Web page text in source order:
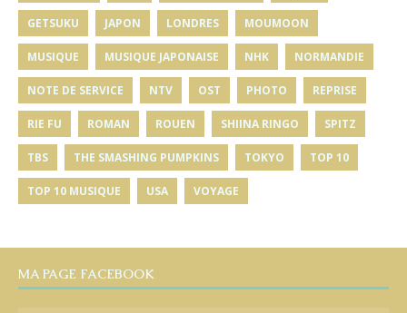
GETSUKU JAPON LONDRES MOUMOON
MUSIQUE MUSIQUE JAPONAISE NHK NORMANDIE
NOTE DE SERVICE NTV OST PHOTO REPRISE
RIE FU ROMAN ROUEN SHIINA RINGO SPITZ
TBS THE SMASHING PUMPKINS TOKYO TOP 10
TOP 10 MUSIQUE USA VOYAGE
MA PAGE FACEBOOK